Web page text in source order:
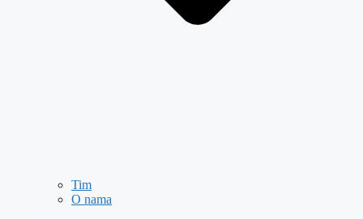
Tim
O nama